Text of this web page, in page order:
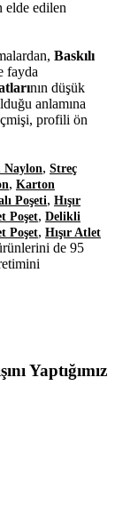
elde edilen
Baskılı
fayda
nın düşük
anlamına
profili ön
Naylon, Streç
, Karton
Poşeti, Hışır
Poşet, Delikli
Poşet, Hışır Atlet
de 95
Yaptığımız